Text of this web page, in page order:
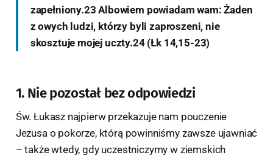
zapełniony.23 Albowiem powiadam wam: Żaden
z owych ludzi, którzy byli zaproszeni, nie
skosztuje mojej uczty.24 (Łk 14,15-23)
1. Nie pozostał bez odpowiedzi
Św. Łukasz najpierw przekazuje nam pouczenie
Jezusa o pokorze, którą powinniśmy zawsze ujawniać
– także wtedy, gdy uczestniczymy w ziemskich